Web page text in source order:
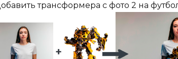
трансформера с фото 2 на